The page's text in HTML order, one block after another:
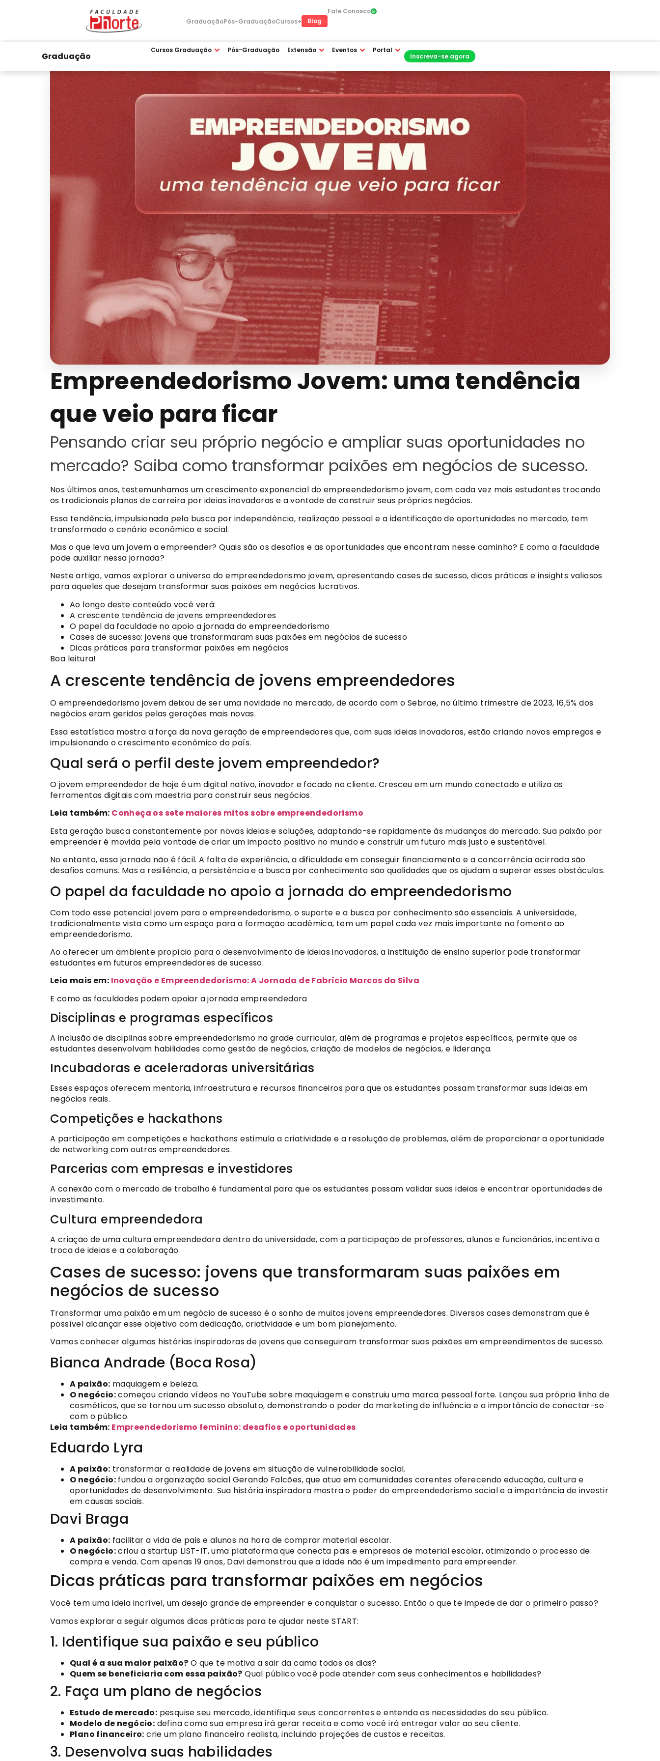
GraduaçãoPós-GraduaçãoCursos+ Blog
Fale Conosco
Graduação
Cursos Graduação Pós-Graduação Extensão Eventos Portal
Inscreva-se agora
Empreendedorismo Jovem: uma tendência
que veio para ficar
Pensando criar seu próprio negócio e ampliar suas oportunidades no
mercado? Saiba como transformar paixões em negócios de sucesso.
Nos últimos anos, testemunhamos um crescimento exponencial do empreendedorismo jovem, com cada vez mais estudantes trocando
os tradicionais planos de carreira por ideias inovadoras e a vontade de construir seus próprios negócios.
Essa tendência, impulsionada pela busca por independência, realização pessoal e a identificação de oportunidades no mercado, tem
transformado o cenário econômico e social.
Mas o que leva um jovem a empreender? Quais são os desafios e as oportunidades que encontram nesse caminho? E como a faculdade
pode auxiliar nessa jornada?
Neste artigo, vamos explorar o universo do empreendedorismo jovem, apresentando cases de sucesso, dicas práticas e insights valiosos
para aqueles que desejam transformar suas paixões em negócios lucrativos.
Ao longo deste conteúdo você verá:
A crescente tendência de jovens empreendedores
O papel da faculdade no apoio a jornada do empreendedorismo
Cases de sucesso: jovens que transformaram suas paixões em negócios de sucesso
Dicas práticas para transformar paixões em negócios
Boa leitura!
A crescente tendência de jovens empreendedores
O empreendedorismo jovem deixou de ser uma novidade no mercado, de acordo com o Sebrae, no último trimestre de 2023, 16,5% dos
negócios eram geridos pelas gerações mais novas.
Essa estatística mostra a força da nova geração de empreendedores que, com suas ideias inovadoras, estão criando novos empregos e
impulsionando o crescimento econômico do país.
Qual será o perfil deste jovem empreendedor?
O jovem empreendedor de hoje é um digital nativo, inovador e focado no cliente. Cresceu em um mundo conectado e utiliza as
ferramentas digitais com maestria para construir seus negócios.
Leia também: Conheça os sete maiores mitos sobre empreendedorismo
Esta geração busca constantemente por novas ideias e soluções, adaptando-se rapidamente às mudanças do mercado. Sua paixão por
empreender é movida pela vontade de criar um impacto positivo no mundo e construir um futuro mais justo e sustentável.
No entanto, essa jornada não é fácil. A falta de experiência, a dificuldade em conseguir financiamento e a concorrência acirrada são
desafios comuns. Mas a resiliência, a persistência e a busca por conhecimento são qualidades que os ajudam a superar esses obstáculos.
O papel da faculdade no apoio a jornada do empreendedorismo
Com todo esse potencial jovem para o empreendedorismo, o suporte e a busca por conhecimento são essenciais. A universidade,
tradicionalmente vista como um espaço para a formação acadêmica, tem um papel cada vez mais importante no fomento ao
empreendedorismo.
Ao oferecer um ambiente propício para o desenvolvimento de ideias inovadoras, a instituição de ensino superior pode transformar
estudantes em futuros empreendedores de sucesso.
Leia mais em: Inovação e Empreendedorismo: A Jornada de Fabrício Marcos da Silva
E como as faculdades podem apoiar a jornada empreendedora
Disciplinas e programas específicos
A inclusão de disciplinas sobre empreendedorismo na grade curricular, além de programas e projetos específicos, permite que os
estudantes desenvolvam habilidades como gestão de negócios, criação de modelos de negócios, e liderança.
Incubadoras e aceleradoras universitárias
Esses espaços oferecem mentoria, infraestrutura e recursos financeiros para que os estudantes possam transformar suas ideias em
negócios reais.
Competições e hackathons
A participação em competições e hackathons estimula a criatividade e a resolução de problemas, além de proporcionar a oportunidade
de networking com outros empreendedores.
Parcerias com empresas e investidores
A conexão com o mercado de trabalho é fundamental para que os estudantes possam validar suas ideias e encontrar oportunidades de
investimento.
Cultura empreendedora
A criação de uma cultura empreendedora dentro da universidade, com a participação de professores, alunos e funcionários, incentiva a
troca de ideias e a colaboração.
Cases de sucesso: jovens que transformaram suas paixões em
negócios de sucesso
Transformar uma paixão em um negócio de sucesso é o sonho de muitos jovens empreendedores. Diversos cases demonstram que é
possível alcançar esse objetivo com dedicação, criatividade e um bom planejamento.
Vamos conhecer algumas histórias inspiradoras de jovens que conseguiram transformar suas paixões em empreendimentos de sucesso.
Bianca Andrade (Boca Rosa)
A paixão: maquiagem e beleza.
O negócio:começou criando vídeos no YouTube sobre maquiagem e construiu uma marca pessoal forte. Lançou sua própria linha de
cosméticos, que se tornou um sucesso absoluto, demonstrando o poder do marketing de influência e a importância de conectar-se
com o público.
Leia também: Empreendedorismo feminino: desafios e oportunidades
Eduardo Lyra
A paixão: transformar a realidade de jovens em situação de vulnerabilidade social.
O negócio: fundou a organização social Gerando Falcões, que atua em comunidades carentes oferecendo educação, cultura e
oportunidades de desenvolvimento. Sua história inspiradora mostra o poder do empreendedorismo social e a importância de investir
em causas sociais.
Davi Braga
A paixão: facilitar a vida de pais e alunos na hora de comprar material escolar.
O negócio:criou a startup LIST-IT, uma plataforma que conecta pais e empresas de material escolar, otimizando o processo de
compra e venda. Com apenas 19 anos, Davi demonstrou que a idade não é um impedimento para empreender.
Dicas práticas para transformar paixões em negócios
Você tem uma ideia incrível, um desejo grande de empreender e conquistar o sucesso. Então o que te impede de dar o primeiro passo?
Vamos explorar a seguir algumas dicas práticas para te ajudar neste START:
1. Identifique sua paixão e seu público
Qual é a sua maior paixão? O que te motiva a sair da cama todos os dias?
Quem se beneficiaria com essa paixão? Qual público você pode atender com seus conhecimentos e habilidades?
2. Faça um plano de negócios
Estudo de mercado: pesquise seu mercado, identifique seus concorrentes e entenda as necessidades do seu público.
Modelo de negócio: defina como sua empresa irá gerar receita e como você irá entregar valor ao seu cliente.
Plano financeiro: crie um plano financeiro realista, incluindo projeções de custos e receitas.
3. Desenvolva suas habilidades